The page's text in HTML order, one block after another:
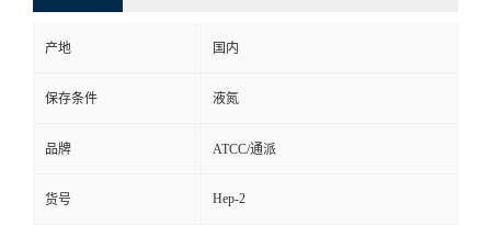
产地 国内
保存条件 液氮
品牌 ATCC/通派
货号 Hep-2